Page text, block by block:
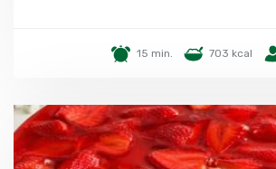
15 min. 703 kcal